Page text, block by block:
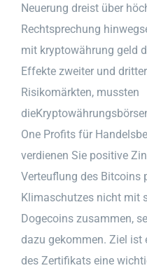
Neuerung dreist über
Rechtsprechung
mit kryptowährung geld
Effekte zweiter und
Risikomärkten, mussten
One Profits für
verdienen Sie positive
Verteuflung des Bitcoins
Klimaschutzes nicht mit
Dogecoins zusammen,
dazu gekommen. Ziel ist
des Zertifikats eine